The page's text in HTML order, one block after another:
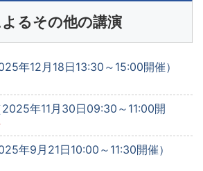
るその他の講演
年12月18日13:30～15:00開催）
年11月30日09:30～11:00開
年9月21日10:00～11:30開催）